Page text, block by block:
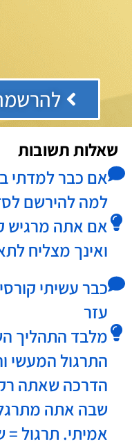
שאלות תשובות
אם כבר למדתי
למה להירשם
אם אתה מרגיש
ואינך מצליח
כבר עשיתי
עזר
מלבד התהליך
התרגול המעשי
הדרכה שאתה
שבה אתה
אמיתי. תרגול =